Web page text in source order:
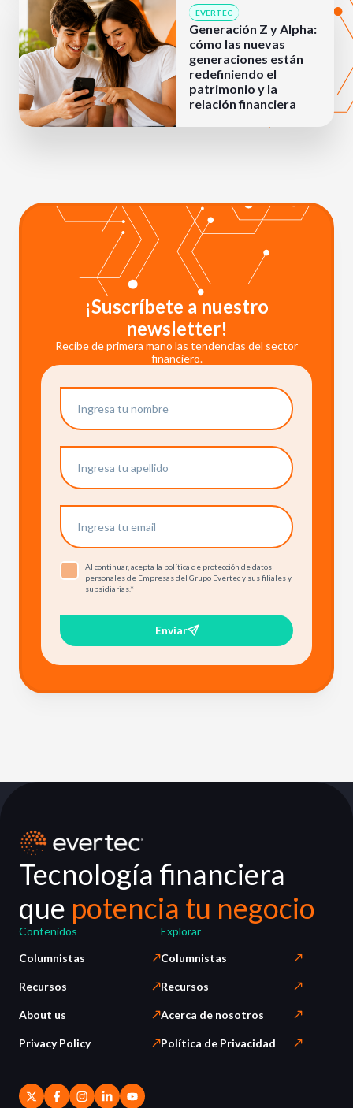
EVERTEC
Generación Z y Alpha:
cómo las nuevas
generaciones están
redefiniendo el
patrimonio y la
relación financiera
¡Suscríbete a nuestro
newsletter!
Recibe de primera mano las tendencias del sector
financiero.
Al continuar, acepta la política de protección de datos
personales de Empresas del Grupo Evertec y sus filiales y
subsidiarias.*
Enviar
Tecnología financiera
que potencia tu negocio
Contenidos
Columnistas
Recursos
About us
Privacy Policy
Explorar
Columnistas
Recursos
Acerca de nosotros
Política de Privacidad